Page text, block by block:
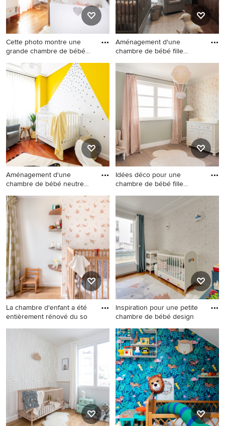
Cette photo montre une
grande chambre de bébé
Cette photo montre une
grande chambre de bébé fille
tendance avec un mur
multicolore, du papier peint,
un sol marron et un plafond
en papier peint.
Aménagement d'une
chambre de bébé fille
Aménagement d'une
chambre de bébé fille
contemporaine en bois de
taille moyenne avec un mur
multicolore et parquet foncé.
Aménagement d'une
chambre de bébé neutre
Aménagement d'une
chambre de bébé neutre
bord de mer avec un mur
multicolore et un sol en bois
brun.
Idées déco pour une
chambre de bébé fille
Idées déco pour une
chambre de bébé fille
classique de taille moyenne
avec un mur multicolore et
un sol en bois brun.
La chambre d'enfant a été
entièrement rénové du so
Réalisation d'une chambre
de bébé fille design de taille
moyenne avec un mur
multicolore, parquet clair, un
sol marron et du papier peint.
Inspiration pour une petite
chambre de bébé design
Inspiration pour une petite
chambre de bébé design
avec un mur multicolore, un
sol en bois brun, un sol
marron et du papier peint.